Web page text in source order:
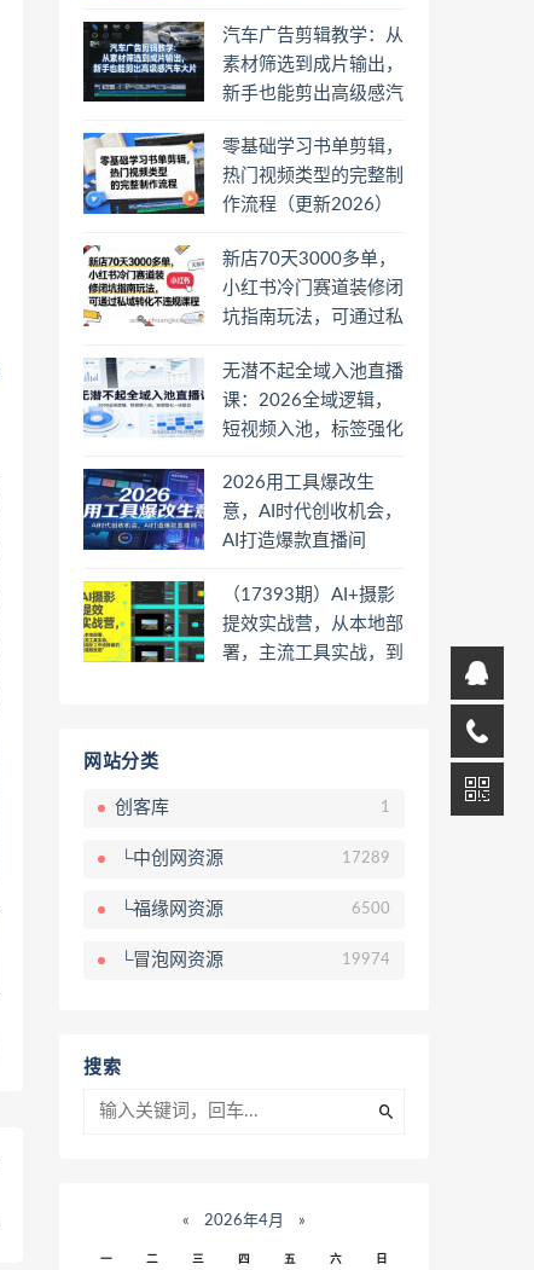
汽车广告剪辑教学：从
素材筛选到成片输出，
新手也能剪出高级感汽
零基础学习书单剪辑，
热门视频类型的完整制
作流程（更新2026）
新店70天3000多单，
小红书冷门赛道装修闭
坑指南玩法，可通过私
无潜不起全域入池直播
课：2026全域逻辑，
短视频入池，标签强化
2026用工具爆改生
意，AI时代创收机会，
AI打造爆款直播间
（17393期）AI+摄影
提效实战营，从本地部
署，主流工具实战，到
网站分类
创客库 1
└中创网资源 17289
└福缘网资源 6500
└冒泡网资源 19974
搜索
« 2026年4月 »
一 二 三 四 五 六 日